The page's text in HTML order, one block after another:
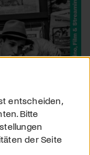
entscheiden,
Bitte
der Seite